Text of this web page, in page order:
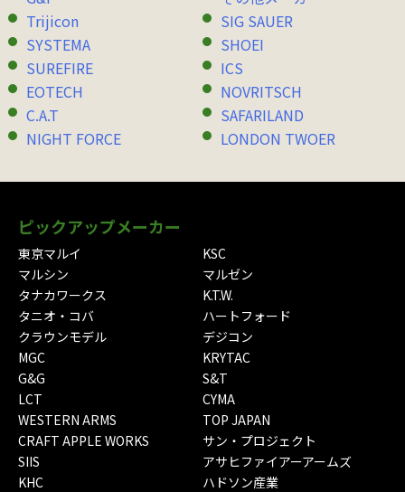
Trijicon
SIG SAUER
SYSTEMA
SHOEI
SUREFIRE
ICS
EOTECH
NOVRITSCH
C.A.T
SAFARILAND
NIGHT FORCE
LONDON TWOER
ピックアップメーカー
東京マルイ
KSC
マルシン
マルゼン
タナカワークス
K.T.W.
タニオ・コバ
ハートフォード
クラウンモデル
デジコン
MGC
KRYTAC
G&G
S&T
LCT
CYMA
WESTERN ARMS
TOP JAPAN
CRAFT APPLE WORKS
サン・プロジェクト
SIIS
アサヒファイアーアームズ
KHC
ハドソン産業